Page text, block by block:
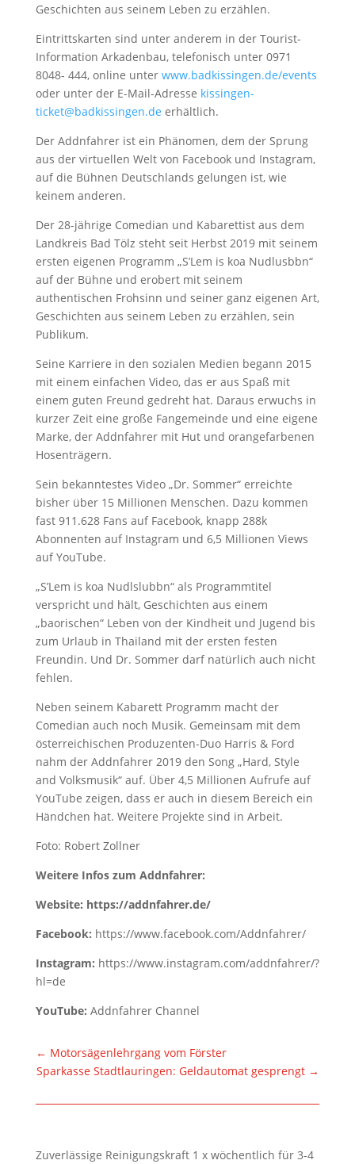
Geschichten aus seinem Leben zu erzählen.
Eintrittskarten sind unter anderem in der Tourist-
Information Arkadenbau, telefonisch unter 0971
8048- 444, online unter www.badkissingen.de/events
oder unter der E-Mail-Adresse kissingen-
ticket@badkissingen.de erhältlich.
Der Addnfahrer ist ein Phänomen, dem der Sprung
aus der virtuellen Welt von Facebook und Instagram,
auf die Bühnen Deutschlands gelungen ist, wie
keinem anderen.
Der 28-jährige Comedian und Kabarettist aus dem
Landkreis Bad Tölz steht seit Herbst 2019 mit seinem
ersten eigenen Programm „S’Lem is koa Nudlusbbn“
auf der Bühne und erobert mit seinem
authentischen Frohsinn und seiner ganz eigenen Art,
Geschichten aus seinem Leben zu erzählen, sein
Publikum.
Seine Karriere in den sozialen Medien begann 2015
mit einem einfachen Video, das er aus Spaß mit
einem guten Freund gedreht hat. Daraus erwuchs in
kurzer Zeit eine große Fangemeinde und eine eigene
Marke, der Addnfahrer mit Hut und orangefarbenen
Hosenträgern.
Sein bekanntestes Video „Dr. Sommer“ erreichte
bisher über 15 Millionen Menschen. Dazu kommen
fast 911.628 Fans auf Facebook, knapp 288k
Abonnenten auf Instagram und 6,5 Millionen Views
auf YouTube.
„S’Lem is koa Nudlslubbn“ als Programmtitel
verspricht und hält, Geschichten aus einem
„baorischen“ Leben von der Kindheit und Jugend bis
zum Urlaub in Thailand mit der ersten festen
Freundin. Und Dr. Sommer darf natürlich auch nicht
fehlen.
Neben seinem Kabarett Programm macht der
Comedian auch noch Musik. Gemeinsam mit dem
österreichischen Produzenten-Duo Harris & Ford
nahm der Addnfahrer 2019 den Song „Hard, Style
and Volksmusik“ auf. Über 4,5 Millionen Aufrufe auf
YouTube zeigen, dass er auch in diesem Bereich ein
Händchen hat. Weitere Projekte sind in Arbeit.
Foto: Robert Zollner
Weitere Infos zum Addnfahrer:
Website: https://addnfahrer.de/
Facebook: https://www.facebook.com/Addnfahrer/
Instagram: https://www.instagram.com/addnfahrer/?
hl=de
YouTube: Addnfahrer Channel
← Motorsägenlehrgang vom Förster
Sparkasse Stadtlauringen: Geldautomat gesprengt →
Zuverlässige Reinigungskraft 1 x wöchentlich für 3-4